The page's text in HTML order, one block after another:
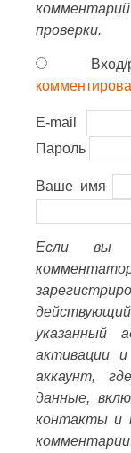
проверки.
Вход/
E-mail
Пароль
Ваше имя
Если вы
указанный
активации
аккаунт,
данные,
контакты и